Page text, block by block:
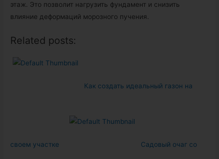
этаж. Это позволит нагрузить фундамент и снизить
влияние деформаций морозного пучения.
Related posts:
Как создать идеальный газон на
своем участке Садовый очаг со